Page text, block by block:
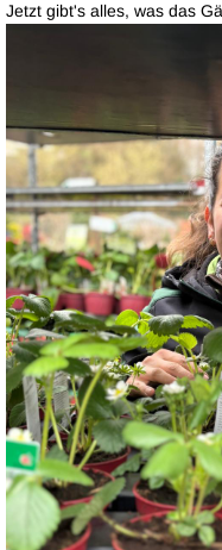
Jetzt gibt's alles, was das